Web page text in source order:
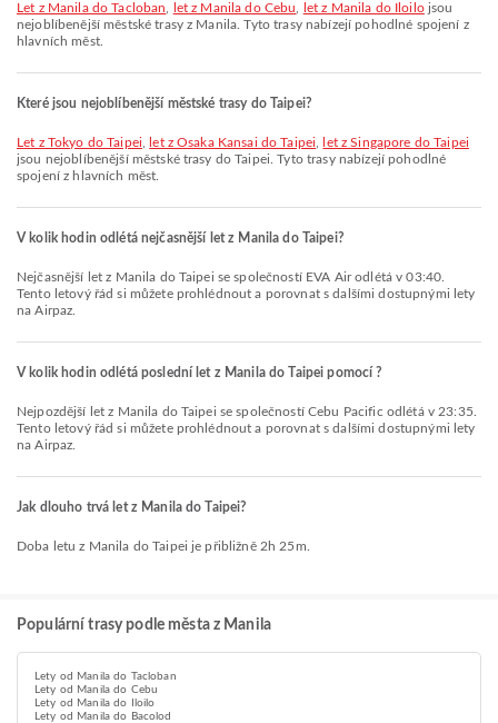
let z Manila do Tacloban let z Manila do Cebu let z Manila do Iloilojsou
nejoblíbenější městské trasy z Manila. Tyto trasy nabízejí pohodlné spojení z
hlavních měst.
Které jsou nejoblíbenější městské trasy do Taipei?
let z Tokyo do Taipei let z Osaka Kansai do Taipei
let z Singapore do Taipei
jsou nejoblíbenější městské trasy do Taipei. Tyto trasy nabízejí pohodlné
spojení z hlavních měst.
V kolik hodin odlétá nejčasnější let z Manila do Taipei?
Nejčasnější let z Manila do Taipei se společností EVA Air odlétá v 03:40.
Tento letový řád si můžete prohlédnout a porovnat s dalšími dostupnými lety
na Airpaz.
V kolik hodin odlétá poslední let z Manila do Taipei pomocí ?
Nejpozdější let z Manila do Taipei se společností Cebu Pacific odlétá v 23:35.
Tento letový řád si můžete prohlédnout a porovnat s dalšími dostupnými lety
na Airpaz.
Jak dlouho trvá let z Manila do Taipei?
Doba letu z Manila do Taipei je přibližně 2h 25m.
Populární trasy podle města z Manila
Lety od Manila do Tacloban
Lety od Manila do Cebu
Lety od Manila do Iloilo
Lety od Manila do Bacolod